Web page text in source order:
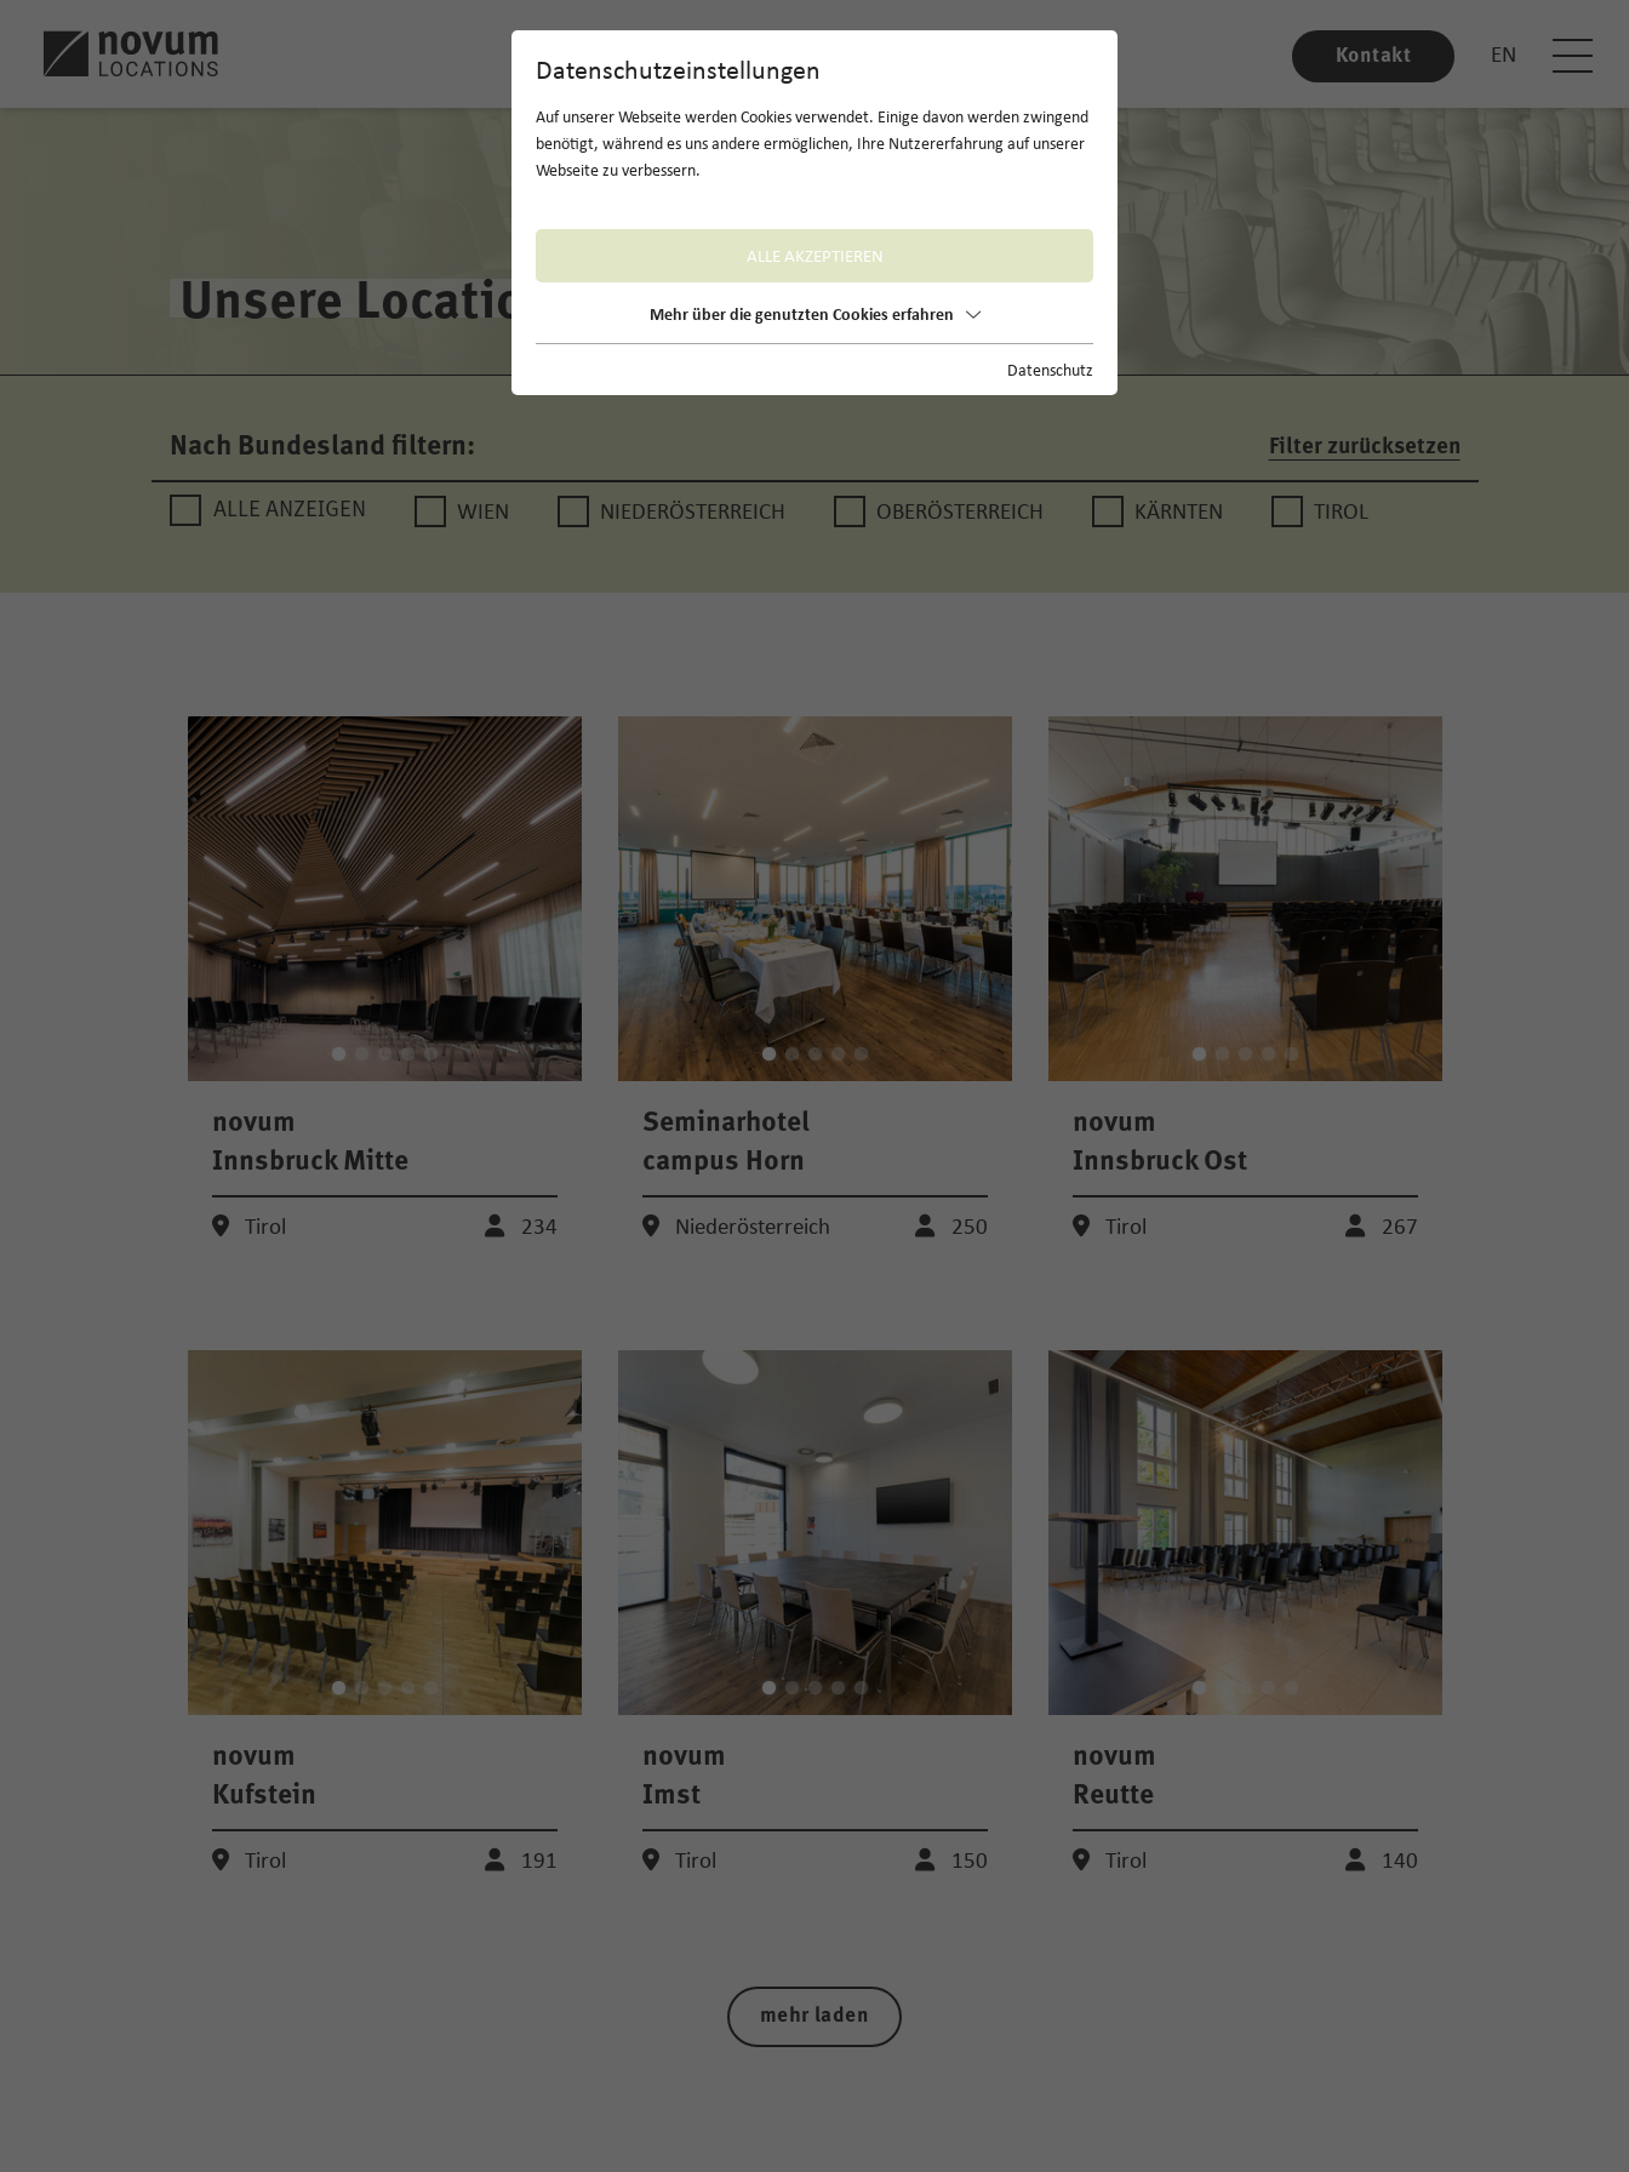
Kontakt EN
Unsere Locations
Nach Bundesland filtern: Filter zurücksetzen
ALLE ANZEIGEN WIEN NIEDERÖSTERREICH OBERÖSTERREICH KÄRNTEN TIROL
novum
Innsbruck Mitte
Tirol 234
Seminarhotel
campus Horn
Niederösterreich 250
novum
Innsbruck Ost
Tirol 267
novum
Kufstein
Tirol 191
novum
Imst
Tirol 150
novum
Reutte
Tirol 140
mehr laden
Datenschutzeinstellungen
Auf unserer Webseite werden Cookies verwendet. Einige davon werden zwingend
benötigt, während es uns andere ermöglichen, Ihre Nutzererfahrung auf unserer
Webseite zu verbessern.
ALLE AKZEPTIEREN
Mehr über die genutzten Cookies erfahren
Datenschutz